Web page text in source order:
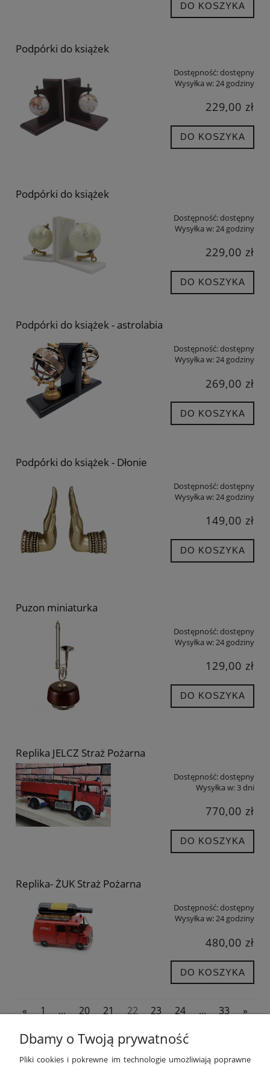
DO KOSZYKA
Podpórki do książek
Dostępność:dostępny
Wysyłka w:24 godziny
229,00 zł
DO KOSZYKA
Podpórki do książek
Dostępność:dostępny
Wysyłka w:24 godziny
229,00 zł
DO KOSZYKA
Podpórki do książek - astrolabia
Dostępność:dostępny
Wysyłka w:24 godziny
269,00 zł
DO KOSZYKA
Podpórki do książek - Dłonie
Dostępność:dostępny
Wysyłka w:24 godziny
149,00 zł
DO KOSZYKA
Puzon miniaturka
Dostępność:dostępny
Wysyłka w:24 godziny
129,00 zł
DO KOSZYKA
Replika JELCZ Straż Pożarna
Dostępność:dostępny
Wysyłka w:3 dni
770,00 zł
DO KOSZYKA
Replika- ŻUK Straż Pożarna
Dostępność:dostępny
Wysyłka w:24 godziny
480,00 zł
DO KOSZYKA
« 1 ... 20 21 22 23 24 ... 33 »
POMOC
Dbamy o Twoją prywatność
Pliki cookies i pokrewne im technologie umożliwiają poprawne